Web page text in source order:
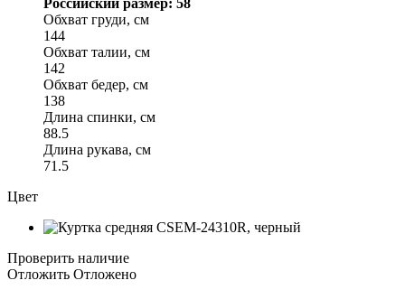
Обхват груди, см
144
Обхват талии, см
142
Обхват бедер, см
138
Длина спинки, см
88.5
Длина рукава, см
71.5
Цвет
Проверить наличие
Отложить Отложено